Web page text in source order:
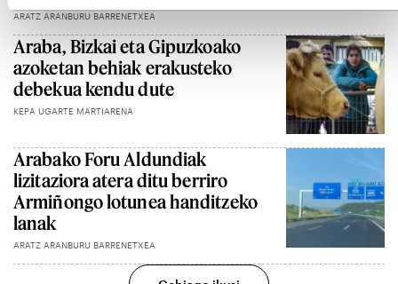
ARATZ ARANBURU BARRENETXEA
Araba, Bizkai eta Gipuzkoako
azoketan behiak erakusteko
debekua kendu dute
KEPA UGARTE MARTIARENA
Arabako Foru Aldundiak
lizitaziora atera ditu berriro
Armiñongo lotunea handitzeko
lanak
ARATZ ARANBURU BARRENETXEA